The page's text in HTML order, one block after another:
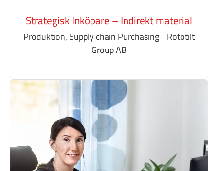
Strategisk Inköpare – Indirekt material
Produktion, Supply chain Purchasing · Rototilt
Group AB